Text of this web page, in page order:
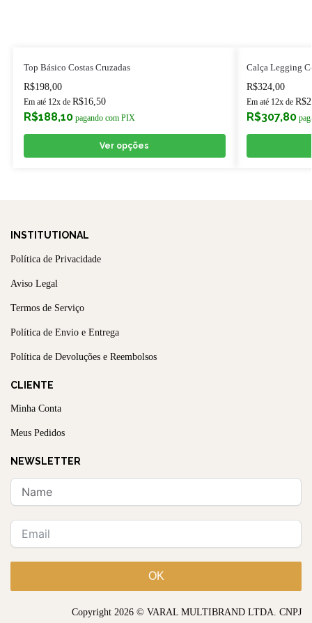
Top Básico Costas Cruzadas
R$198,00
Em até 12x de R$16,50
R$188,10 pagando com PIX
Ver opções
Calça Legging
R$324,00
Em até 12x de R$
R$307,80
INSTITUTIONAL
Política de Privacidade
Aviso Legal
Termos de Serviço
Política de Envio e Entrega
Política de Devoluções e Reembolsos
CLIENTE
Minha Conta
Meus Pedidos
NEWSLETTER
OK
Copyright 2026 © VARAL MULTIBRAND LTDA. CNPJ